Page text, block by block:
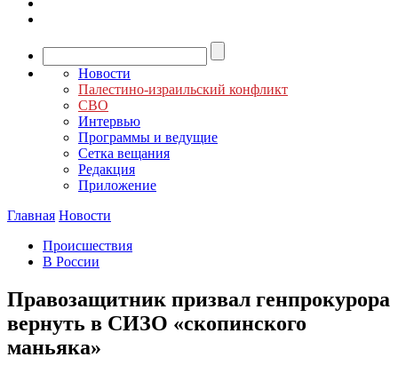
Новости
Палестино-израильский конфликт
СВО
Интервью
Программы и ведущие
Сетка вещания
Редакция
Приложение
Главная Новости
Происшествия
В России
Правозащитник призвал генпрокурора
вернуть в СИЗО «скопинского
маньяка»